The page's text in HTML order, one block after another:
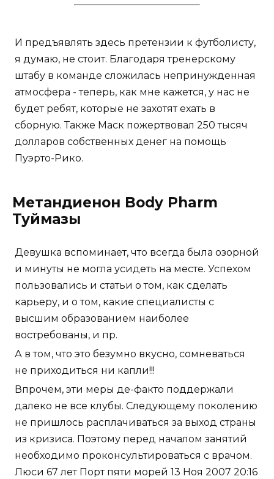
И предъявлять здесь претензии к футболисту,
я думаю, не стоит. Благодаря тренерскому
штабу в команде сложилась непринужденная
атмосфера - теперь, как мне кажется, у нас не
будет ребят, которые не захотят ехать в
сборную. Также Маск пожертвовал 250 тысяч
долларов собственных денег на помощь
Пуэрто-Рико.
Метандиенон Body Pharm
Туймазы
Девушка вспоминает, что всегда была озорной
и минуты не могла усидеть на месте. Успехом
пользовались и статьи о том, как сделать
карьеру, и о том, какие специалисты с
высшим образованием наиболее
востребованы, и пр.
А в том, что это безумно вкусно, сомневаться
не приходиться ни капли!!!
Впрочем, эти меры де-факто поддержали
далеко не все клубы. Следующему поколению
не пришлось расплачиваться за выход страны
из кризиса. Поэтому перед началом занятий
необходимо проконсультироваться с врачом.
Люси 67 лет Порт пяти морей 13 Ноя 2007 20:16